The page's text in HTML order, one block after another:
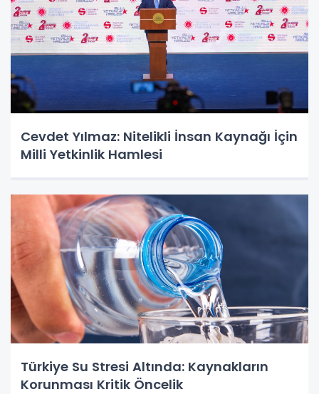
Cevdet Yılmaz: Nitelikli İnsan Kaynağı İçin
Milli Yetkinlik Hamlesi
Türkiye Su Stresi Altında: Kaynakların
Korunması Kritik Öncelik